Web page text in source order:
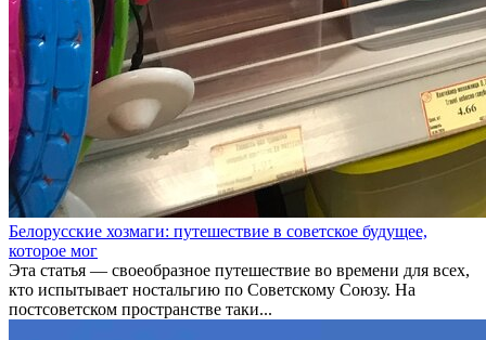
Белорусские хозмаги: путешествие в советское будущее,
которое мог
Эта статья — своеобразное путешествие во времени для всех,
кто испытывает ностальгию по Советскому Союзу. На
постсоветском пространстве таки...